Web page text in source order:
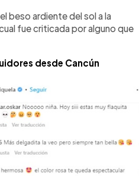
beso ardiente del sol a la
fue criticada por alguno que
desde Cancún